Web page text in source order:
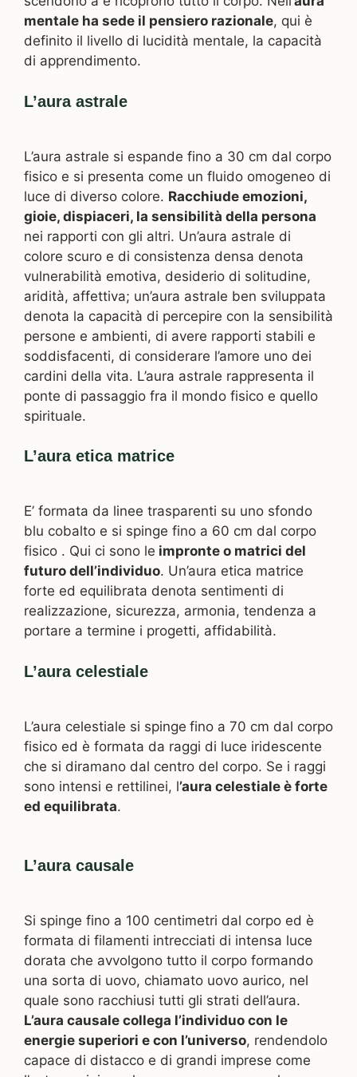
mentale ha sede il pensiero razionale, qui è
definito il livello di lucidità mentale, la capacità
di apprendimento.
L’aura astrale
L’aura astrale si espande fino a 30 cm dal corpo
fisico e si presenta come un fluido omogeneo di
luce di diverso colore. Racchiude emozioni,
gioie, dispiaceri, la sensibilità della persona
nei rapporti con gli altri. Un’aura astrale di
colore scuro e di consistenza densa denota
vulnerabilità emotiva, desiderio di solitudine,
aridità, affettiva; un’aura astrale ben sviluppata
denota la capacità di percepire con la sensibilità
persone e ambienti, di avere rapporti stabili e
soddisfacenti, di considerare l’amore uno dei
cardini della vita. L’aura astrale rappresenta il
ponte di passaggio fra il mondo fisico e quello
spirituale.
L’aura etica matrice
E’ formata da linee trasparenti su uno sfondo
blu cobalto e si spinge fino a 60 cm dal corpo
fisico . Qui ci sono le impronte o matrici del
futuro dell’individuo. Un’aura etica matrice
forte ed equilibrata denota sentimenti di
realizzazione, sicurezza, armonia, tendenza a
portare a termine i progetti, affidabilità.
L’aura celestiale
L’aura celestiale si spinge fino a 70 cm dal corpo
fisico ed è formata da raggi di luce iridescente
che si diramano dal centro del corpo. Se i raggi
sono intensi e rettilinei, l’aura celestiale è forte
ed equilibrata.
L’aura causale
Si spinge fino a 100 centimetri dal corpo ed è
formata di filamenti intrecciati di intensa luce
dorata che avvolgono tutto il corpo formando
una sorta di uovo, chiamato uovo aurico, nel
quale sono racchiusi tutti gli strati dell’aura.
L’aura causale collega l’individuo con le
energie superiori e con l’universo, rendendolo
capace di distacco e di grandi imprese come